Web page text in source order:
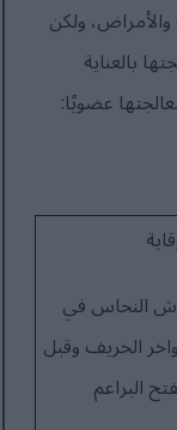
ولكن
بالعناية
عضويًا:
النحاس في
الخريف وقبل
البراعم